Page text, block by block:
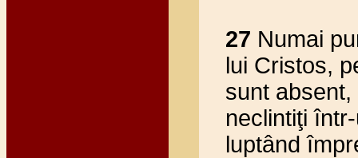
27 Numai
lui Cristos,
sunt
neclintiţi
luptând